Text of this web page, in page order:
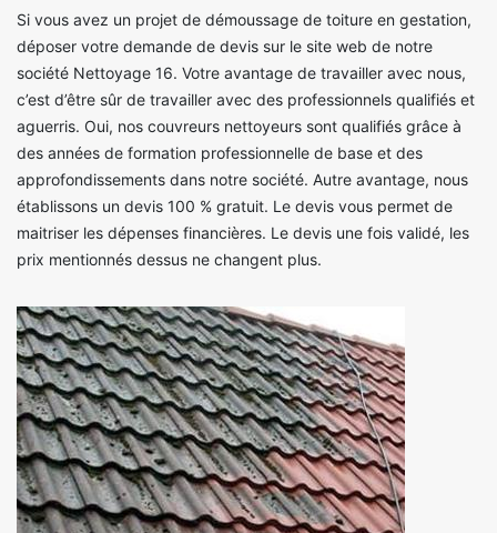
Si vous avez un projet de démoussage de toiture en gestation,
déposer votre demande de devis sur le site web de notre
société Nettoyage 16. Votre avantage de travailler avec nous,
c’est d’être sûr de travailler avec des professionnels qualifiés et
aguerris. Oui, nos couvreurs nettoyeurs sont qualifiés grâce à
des années de formation professionnelle de base et des
approfondissements dans notre société. Autre avantage, nous
établissons un devis 100 % gratuit. Le devis vous permet de
maitriser les dépenses financières. Le devis une fois validé, les
prix mentionnés dessus ne changent plus.